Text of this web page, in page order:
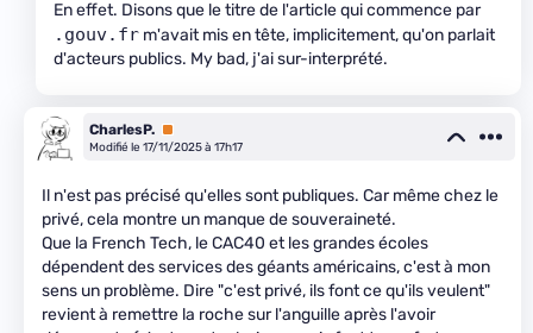
En effet. Disons que le titre de l'article qui commence par
.gouv.fr m'avait mis en tête, implicitement, qu'on parlait
d'acteurs publics. My bad, j'ai sur-interprété.
CharlesP. Premium
Modifié le 17/11/2025 à 17h17
Il n'est pas précisé qu'elles sont publiques. Car même chez le
privé, cela montre un manque de souveraineté.
Que la French Tech, le CAC40 et les grandes écoles
dépendent des services des géants américains, c'est à mon
sens un problème. Dire "c'est privé, ils font ce qu'ils veulent"
revient à remettre la roche sur l'anguille après l'avoir